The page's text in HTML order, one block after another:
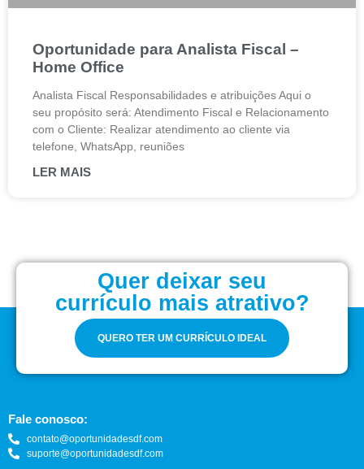
Oportunidade para Analista Fiscal –
Home Office
Analista Fiscal Responsabilidades e atribuições Aqui o
seu propósito será: Atendimento Fiscal e Relacionamento
com o Cliente: Realizar atendimento ao cliente via
telefone, WhatsApp, reuniões
LER MAIS
Quer deixar seu
currículo mais atrativo?
QUERO TER UM CURRÍCULO IDEAL
Fale conosco:
contato@oportunidadesdf.com
suporte@oportunidadesdf.com